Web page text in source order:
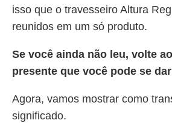
isso que o travesseiro Altura
reunidos em um só produto.
Se você ainda não leu, volte
presente que você pode se
Agora, vamos mostrar como
significado.